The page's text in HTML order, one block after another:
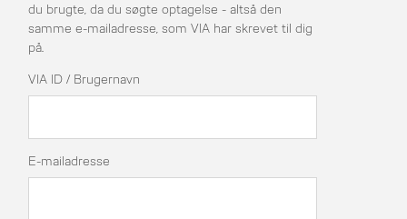
du brugte, da du søgte optagelse - altså den
samme e-mailadresse, som VIA har skrevet til dig
på.
VIA ID / Brugernavn
E-mailadresse